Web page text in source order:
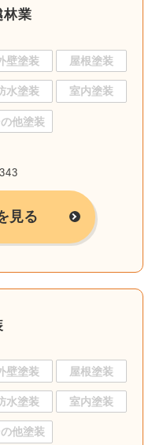
林業
壁塗装 屋根塗装
水塗装 室内塗装
他塗装
見る
壁塗装 屋根塗装
水塗装 室内塗装
他塗装